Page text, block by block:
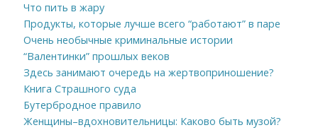
Что пить в жару
Продукты, которые лучше всего “работают” в паре
Очень необычные криминальные истории
“Валентинки” прошлых веков
Здесь занимают очередь на жертвоприношение?
Книга Страшного суда
Бутербродное правило
Женщины–вдохновительницы: Каково быть музой?